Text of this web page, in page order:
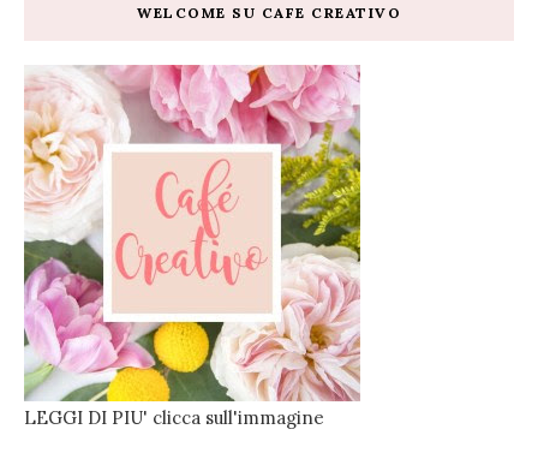
WELCOME SU CAFE CREATIVO
LEGGI DI PIU' clicca sull'immagine